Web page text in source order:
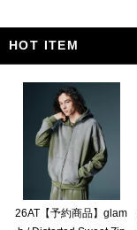
HOT ITEM
26AT【予約商品】glam